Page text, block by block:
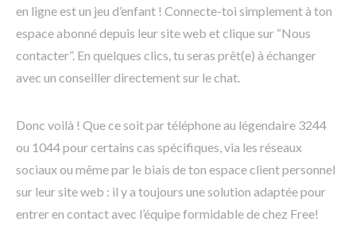
en ligne est un jeu d’enfant ! Connecte-toi simplement à ton
espace abonné depuis leur site web et clique sur “Nous
contacter”. En quelques clics, tu seras prêt(e) à échanger
avec un conseiller directement sur le chat.
Donc voilà ! Que ce soit par téléphone au légendaire 3244
ou 1044 pour certains cas spécifiques, via les réseaux
sociaux ou même par le biais de ton espace client personnel
sur leur site web : il y a toujours une solution adaptée pour
entrer en contact avec l’équipe formidable de chez Free!